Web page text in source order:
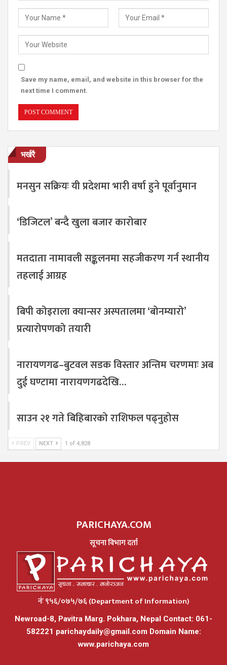
Save my name, email, and website in this browser for the
next time I comment.
भर्खरै
मनसुन सक्रियः यी प्रदेशमा भारी वर्षा हुने पूर्वानुमान
‘डिजिटल’ बन्दै खुला बजार कारोबार
मतदाता नामावली सङ्कलनमा सहजीकरण गर्न स्थानीय
तहलाई आग्रह
बिपी कोइराला क्यान्सर अस्पतालमा ‘बोनम्यारो’
प्रत्यारोपणको तयारी
नारायणगढ–बुटवल सडक विस्तार अन्तिम चरणमाः अब
दुई घण्टामा नारायणगढदेखि…
साउन २१ गते बिहिबारको राशिफल पढ्नुहोस
PREV NEXT 1 of 4,828
PARICHAYA.COM
सूचना विभाग दर्ता
नंः ९५६/०७५/७६ (Department of Information)
Newroad-8, Pavitra Marg. Pokhara, Nepal Contact: 061-
582221 parichaydaily@gmail.comDomain Name:
www.parichaya.com